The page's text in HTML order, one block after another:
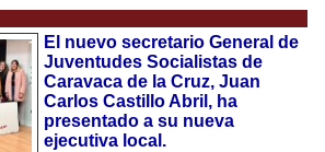
El nuevo secretario General de
Juventudes Socialistas de
Caravaca de la Cruz, Juan
Carlos Castillo Abril, ha
presentado a su nueva
ejecutiva local.